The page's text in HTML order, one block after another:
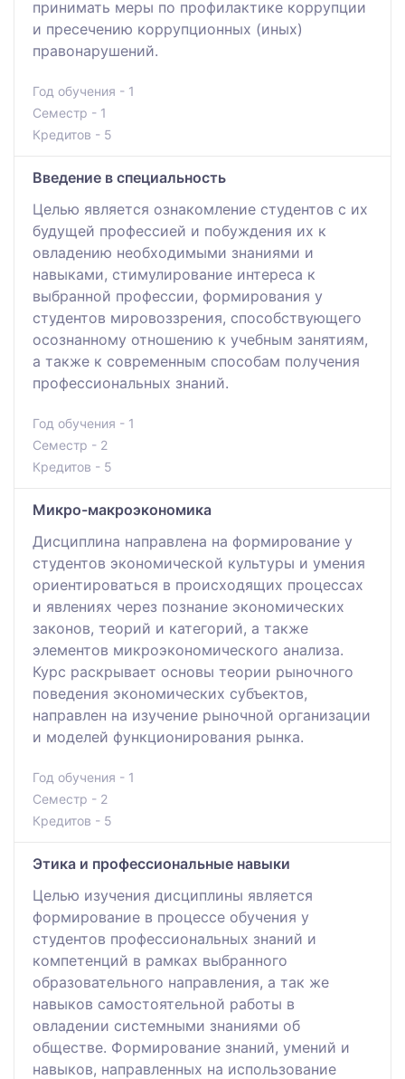
принимать меры по профилактике коррупции
и пресечению коррупционных (иных)
правонарушений.
Год обучения - 1
Семестр - 1
Кредитов - 5
Введение в специальность
Целью является ознакомление студентов с их
будущей профессией и побуждения их к
овладению необходимыми знаниями и
навыками, стимулирование интереса к
выбранной профессии, формирования у
студентов мировоззрения, способствующего
осознанному отношению к учебным занятиям,
а также к современным способам получения
профессиональных знаний.
Год обучения - 1
Семестр - 2
Кредитов - 5
Микро-макроэкономика
Дисциплина направлена на формирование у
студентов экономической культуры и умения
ориентироваться в происходящих процессах
и явлениях через познание экономических
законов, теорий и категорий, а также
элементов микроэкономического анализа.
Курс раскрывает основы теории рыночного
поведения экономических субъектов,
направлен на изучение рыночной организации
и моделей функционирования рынка.
Год обучения - 1
Семестр - 2
Кредитов - 5
Этика и профессиональные навыки
Целью изучения дисциплины является
формирование в процессе обучения у
студентов профессиональных знаний и
компетенций в рамках выбранного
образовательного направления, а так же
навыков самостоятельной работы в
овладении системными знаниями об
обществе. Формирование знаний, умений и
навыков, направленных на использование